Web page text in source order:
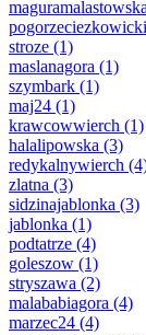
maguramalastowska
stroze (1)
maslanagora (1)
szymbark (1)
maj24 (1)
krawcowwierch (1)
halalipowska (3)
redykalnywierch
zlatna (3)
sidzinajablonka (3)
jablonka (1)
podtatrze (4)
goleszow (1)
stryszawa (2)
malababiagora (4)
marzec24 (4)